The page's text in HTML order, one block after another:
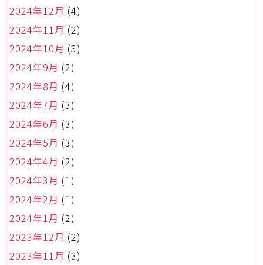
2024年12月 (4)
2024年11月 (2)
2024年10月 (3)
2024年9月 (2)
2024年8月 (4)
2024年7月 (3)
2024年6月 (3)
2024年5月 (3)
2024年4月 (2)
2024年3月 (1)
2024年2月 (1)
2024年1月 (2)
2023年12月 (2)
2023年11月 (3)